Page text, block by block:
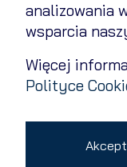
analizowania
wsparcia
Więcej
Polityce